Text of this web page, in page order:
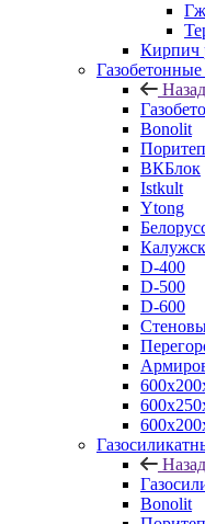
Кирпич
Назад
Bonolit
Поритеп
ВКБлок
Istkult
Ytong
D-400
D-500
D-600
Назад
Bonolit